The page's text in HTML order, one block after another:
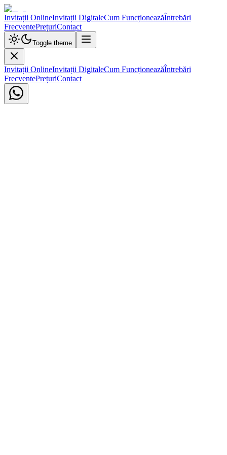
Invitații OnlineInvitații DigitaleCum FuncționeazăÎntrebări
FrecventePrețuriContact
Toggle theme
Invitații OnlineInvitații DigitaleCum FuncționeazăÎntrebări
FrecventePrețuriContact